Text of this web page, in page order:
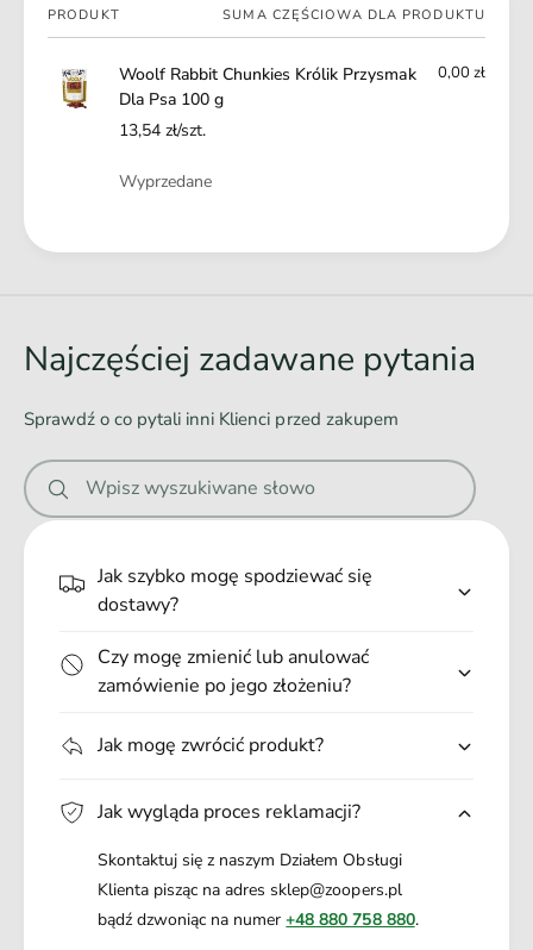
Twój
koszyk
PRODUKT SUMA CZĘŚCIOWA DLA PRODUKTU
Woolf Rabbit Chunkies Królik Przysmak
Dla Psa 100 g
13,54 zł/szt.
0,00 zł
Ilość
Wyprzedane
w
i
e
Najczęściej zadawane pytania
Sprawdź o co pytali inni Klienci przed zakupem
Wpisz wyszukiwane słowo
Jak szybko mogę spodziewać się
dostawy?
Czy mogę zmienić lub anulować
zamówienie po jego złożeniu?
Jak mogę zwrócić produkt?
Jak wygląda proces reklamacji?
Skontaktuj się z naszym Działem Obsługi
Klienta pisząc na adres sklep@zoopers.pl
bądź dzwoniąc na numer+48 880 758 880.